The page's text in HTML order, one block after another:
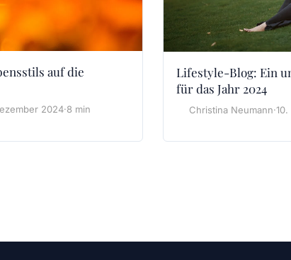
auf die
2024·8 min
Lifestyle-Blog: Ein
für das Jahr 2024
Christina Neumann·